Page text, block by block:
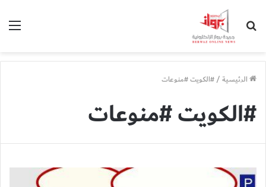
الرئيسية/#الكويت #منوعات
#الكويت #منوعات